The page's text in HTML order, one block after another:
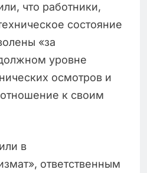
что работники,
состояние
«за
уровне
осмотров и
к своим
в
ответственным